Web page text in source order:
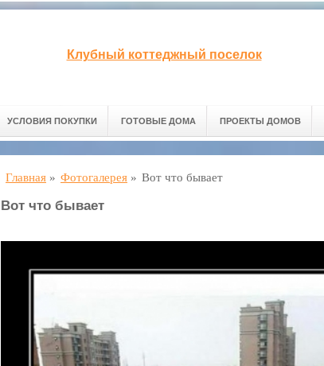
Клубный коттеджный поселок
УСЛОВИЯ ПОКУПКИ ГОТОВЫЕ ДОМА ПРОЕКТЫ ДОМОВ
Главная » Фотогалерея » Вот что бывает
Вот что бывает